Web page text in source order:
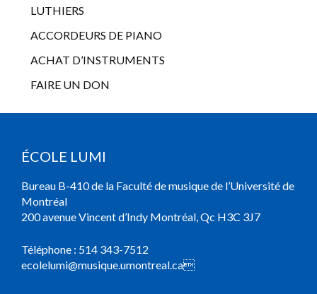
LUTHIERS
ACCORDEURS DE PIANO
ACHAT D’INSTRUMENTS
FAIRE UN DON
ÉCOLE LUMI
Bureau B-410 de la Faculté de musique de l’Université de
Montréal
200 avenue Vincent d’Indy Montréal, Qc H3C 3J7
Téléphone : 514 343-7512
ecolelumi@musique.umontreal.ca